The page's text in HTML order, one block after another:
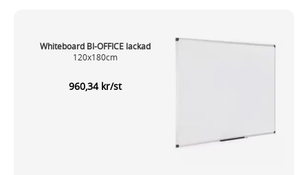
Whiteboard BI-OFFICE lackad
120x180cm
960,34 kr/st